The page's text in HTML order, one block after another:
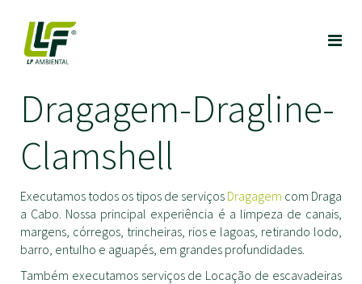
Dragagem-Dragline-
Clamshell
Executamos todos os tipos de serviços Dragagem com Draga
a Cabo. Nossa principal experiência é a limpeza de canais,
margens, córregos, trincheiras, rios e lagoas, retirando lodo,
barro, entulho e aguapés, em grandes profundidades.
Também executamos serviços de Locação de escavadeiras